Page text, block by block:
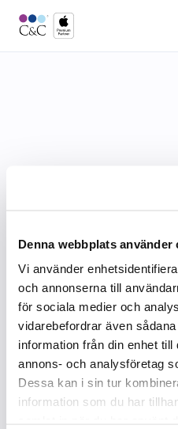
Denna webbplats använder
Vi använder
och annonserna till
för sociala medier och
vidarebefordrar även
information från din enhet
annons- och analysföretag
Dessa kan i sin tur
information som du har